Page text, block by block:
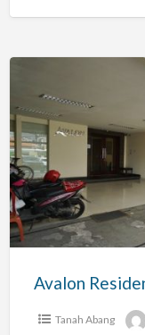
Abang
Avalon
Residence
Thamrin29
Tanah Abang